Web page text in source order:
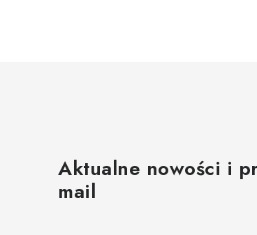
Aktualne nowości i
mail